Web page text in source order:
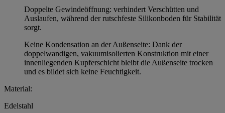
Doppelte Gewindeöffnung: verhindert Verschütten und
Auslaufen, während der rutschfeste Silikonboden für Stabilität
sorgt.
Keine Kondensation an der Außenseite: Dank der
doppelwandigen, vakuumisolierten Konstruktion mit einer
innenliegenden Kupferschicht bleibt die Außenseite trocken
und es bildet sich keine Feuchtigkeit.
Material:
Edelstahl